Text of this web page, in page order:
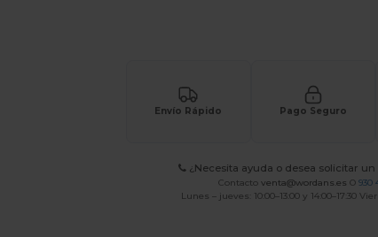
Envío Rápido Pago Seguro
¿Necesita ayuda o desea solicitar un
Contacto venta@wordans.es O 930
Lunes – jueves: 10:00–13:00 y 14:00–17:30